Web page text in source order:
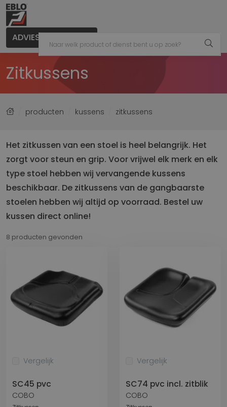
ADVIES AANVRAGEN
Zitkussens
producten kussens zitkussens
Het zitkussen van een stoel is heel belangrijk. Het
zorgt voor steun en grip. Voor vrijwel elk merk en elk
type stoel hebben wij vervangende kussens
beschikbaar. De zitkussens van de gangbaarste
stoelen hebben wij altijd op voorraad. Bestel uw
kussen direct online!
8 producten gevonden
Vergelijk
SC45 pvc
COBO
Vergelijk
SC74 pvc incl. zitblik
COBO